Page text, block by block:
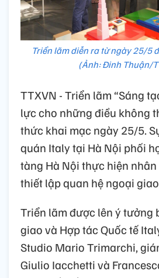
Triển lãm diễn ra từ ngày 25/5
(Ảnh: Đinh Thuận/
TTXVN - Triển lãm “Sáng
lực cho những điều không
thức khai mạc ngày 25/5.
quán Italy tại Hà Nội phối
tàng Hà Nội thực hiện
thiết lập quan hệ ngoại
Triển lãm được lên ý tưởng
giao và Hợp tác Quốc tế
Studio Mario Trimarchi,
Giulio Iacchetti và